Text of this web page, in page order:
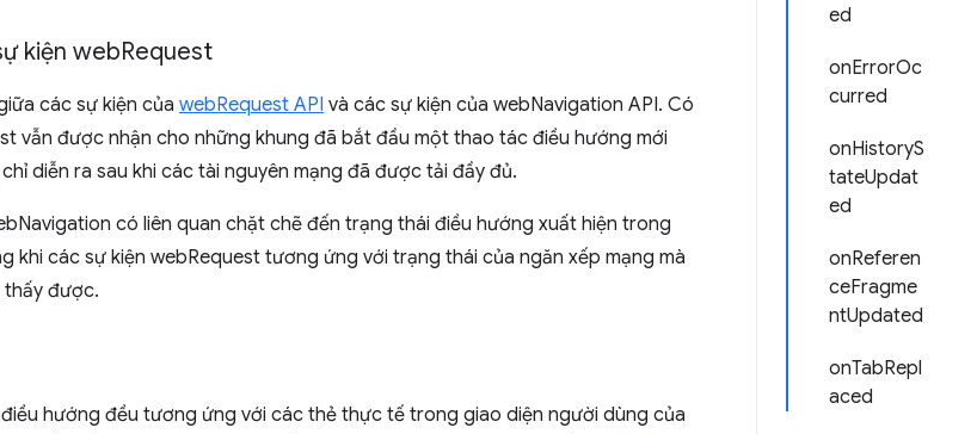
ed
onErrorOc
curred
onHistoryS
tateUpdat
ed
onReferen
ceFragme
ntUpdated
onTabRepl
aced
kiện webRequest
các sự kiện của webRequest API và các sự kiện của webNavigation API. Có
vẫn được nhận cho những khung đã bắt đầu một thao tác điều hướng mới
diễn ra sau khi các tài nguyên mạng đã được tải đầy đủ.
có liên quan chặt chẽ đến trạng thái điều hướng xuất hiện trong
khi các sự kiện webRequest tương ứng với trạng thái của ngăn xếp mạng mà
được.
hướng đều tương ứng với các thẻ thực tế trong giao diện người dùng của